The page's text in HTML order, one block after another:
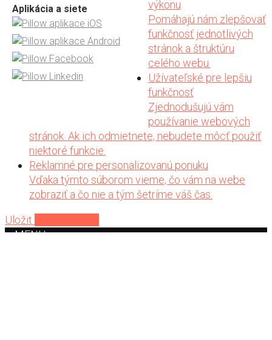
Aplikácia a siete
výkonu
Pomáhajú nám zlepšovať
funkčnosť jednotlivých
stránok a štruktúru
celého webu.
Užívateľské pre lepšiu
funkčnosť
Zjednodušujú vám
používanie webových
stránok. Ak ich odmietnete, nebudete môcť použiť
niektoré funkcie.
Reklamné pre personalizovanú ponuku
Vďaka týmto súborom vieme, čo vám na webe
zobraziť a čo nie a tým šetríme váš čas.
Uložit
MENU